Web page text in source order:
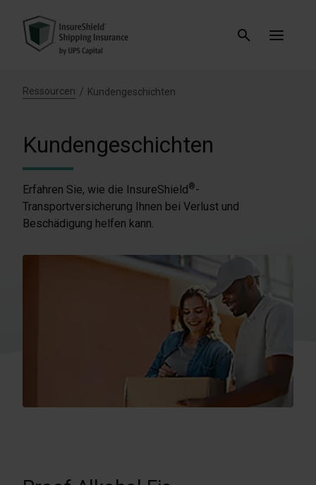
Ressourcen Kundengeschichten
Kundengeschichten
Erfahren Sie, wie die InsureShield®-
Transportversicherung Ihnen bei Verlust und
Beschädigung helfen kann.